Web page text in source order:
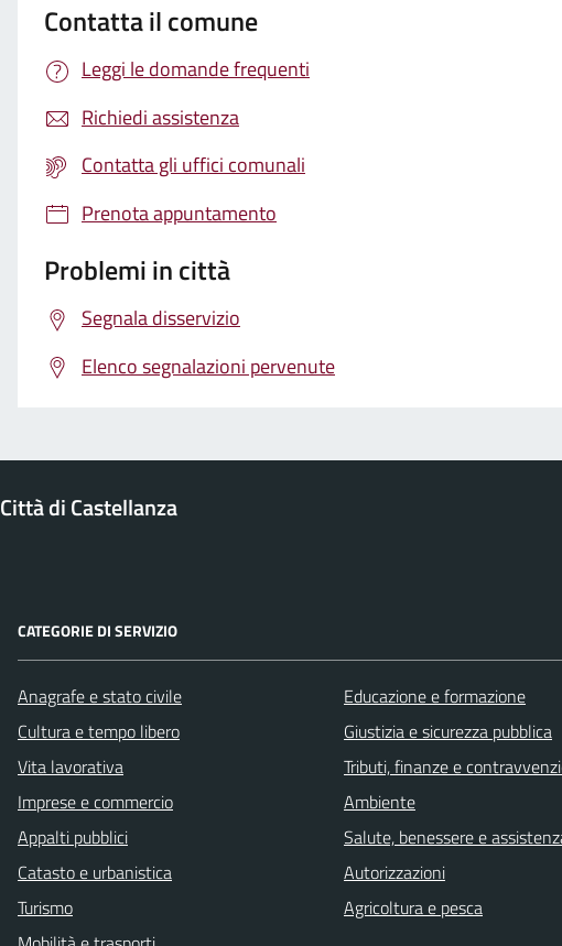
Contatta il comune
Leggi le domande frequenti
Richiedi assistenza
Contatta gli uffici comunali
Prenota appuntamento
Problemi in città
Segnala disservizio
Elenco segnalazioni pervenute
Città di Castellanza
CATEGORIE DI SERVIZIO
Anagrafe e stato civile
Cultura e tempo libero
Vita lavorativa
Imprese e commercio
Appalti pubblici
Catasto e urbanistica
Turismo
Educazione e formazione
Giustizia e sicurezza pubblica
Tributi, finanze e
Ambiente
Salute, benessere e
Autorizzazioni
Agricoltura e pesca